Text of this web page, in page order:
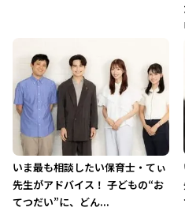
いま最も相談したい保育士・てぃ
先生がアドバイス！ 子どもの“お
てつだい”に、どん...